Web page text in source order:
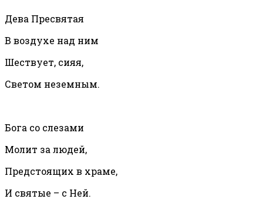
Дева Пресвятая
В воздухе над ним
Шествует, сияя,
Светом неземным.
Бога со слезами
Молит за людей,
Предстоящих в храме,
И святые – с Ней.